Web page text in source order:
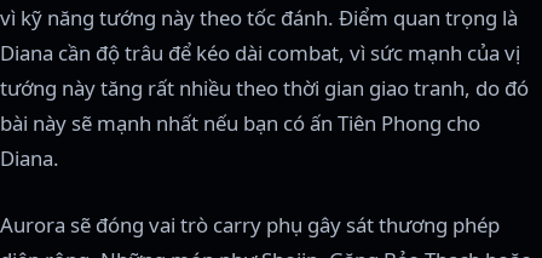
vì kỹ năng tướng này theo tốc đánh. Điểm quan trọng là
Diana cần độ trâu để kéo dài combat, vì sức mạnh của vị
tướng này tăng rất nhiều theo thời gian giao tranh, do đó
bài này sẽ mạnh nhất nếu bạn có ấn Tiên Phong cho
Diana.
Aurora sẽ đóng vai trò carry phụ gây sát thương phép